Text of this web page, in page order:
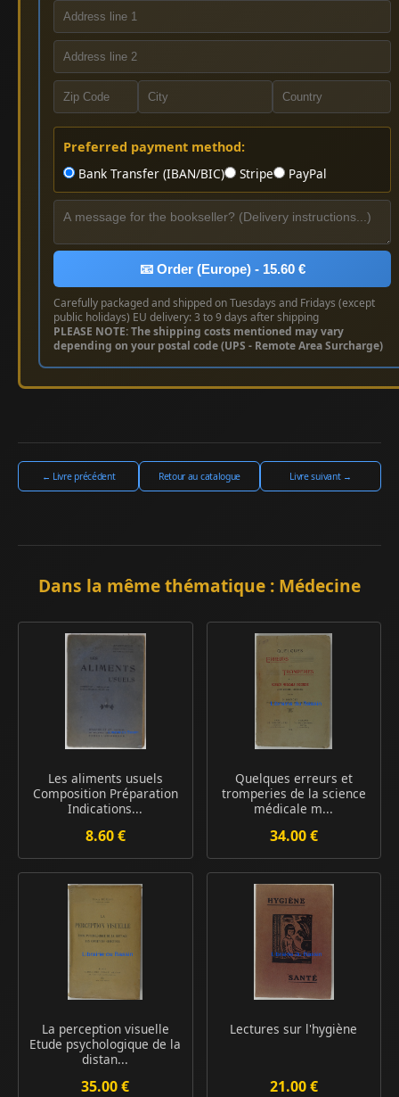
Preferred payment method:
Bank Transfer (IBAN/BIC)
Stripe PayPal
📧 Order (Europe) - 15.60 €
Carefully packaged and shipped on Tuesdays and Fridays (except
public holidays) EU delivery: 3 to 9 days after shipping
PLEASE NOTE: The shipping costs mentioned may vary
depending on your postal code (UPS - Remote Area Surcharge)
← Livre précédent Retour au catalogue Livre suivant →
Dans la même thématique : Médecine
Les aliments usuels
Composition Préparation
Indications...
8.60 €
Quelques erreurs et
tromperies de la science
médicale m...
34.00 €
La perception visuelle
Etude psychologique de la
distan...
35.00 €
Lectures sur l'hygiène
21.00 €